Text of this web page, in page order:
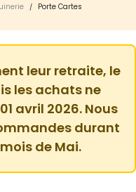
/ Porte Cartes
leur retraite, le
les achats ne
avril 2026. Nous
durant
de Mai.